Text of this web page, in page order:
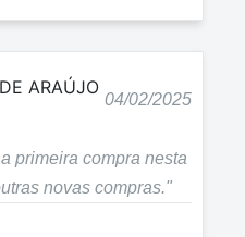
ARAÚJO
04/02/2025
primeira compra nesta
novas compras."